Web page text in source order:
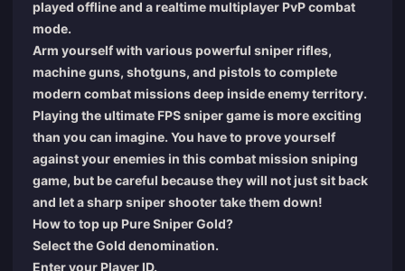
played offline and a realtime multiplayer PvP combat
mode.
Arm yourself with various powerful sniper rifles,
machine guns, shotguns, and pistols to complete
modern combat missions deep inside enemy territory.
Playing the ultimate FPS sniper game is more exciting
than you can imagine. You have to prove yourself
against your enemies in this combat mission sniping
game, but be careful because they will not just sit back
and let a sharp sniper shooter take them down!
How to top up Pure Sniper Gold?
Select the Gold denomination.
Enter your Player ID.